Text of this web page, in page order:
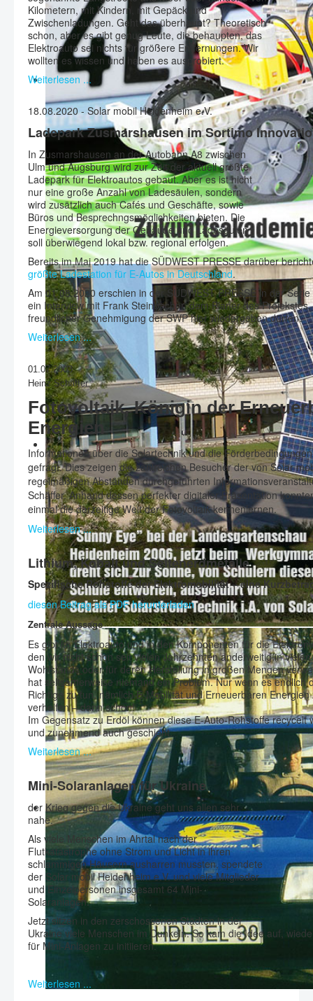
Kilometern, mit Kindern, mit Gepäck und
Zwischenladungen. Geht das überhaupt? Theoretisch
schon, aber es gibt genug Leute, die behaupten, das
Elektroauto sei nichts für größere Entfernungen. Wir
wollten es wissen und haben es ausprobiert.
Weiterlesen ...
18.08.2020 - Solar mobil Heidenheim e.V.
Ladepark Zusmarshausen im Sortimo
In Zusmarshausen an der Autobahn A8 zwischen
Ulm und Augsburg wird zur Zeit der aktuell größte
Ladepark für Elektroautos gebaut. Aber es ist nicht
nur eine große Anzahl von Ladesäulen, sondern
wird zusätzlich auch Cafés und Geschäfte, sowie
Büros und Besprechngsmöglichkeiten bieten. Die
Energieversorgung der Gebäude und Ladesäulen
soll überwiegend lokal bzw. regional erfolgen.
Bereits im Mai 2019 hat die SÜDWEST PRESSE darüber
größte Ladestation für E-Autos in Deutschland.
Am 01.08.2020 erschien in der SÜDWEST PRESSE in der
ein Interview mit Frank Steinbacher, dem Planer des
freundlicher Genehmigung der SWP hier wiedergeben dürfen.
Weiterlesen ...
01.07.2003
Heinz Schäffer
Fotovoltaik, Königin der
Energien
Informationen über die Solartechnik und die
gefragt. Dies zeigen die zahlreichen Besucher der von Solar
regelmäßigen Abständen durchgeführten
Schäffer. Anhand dessen perfekter digitaler Präsentation
einmal die derzeitige Welt der Fotovoltaik kennenlernen.
Weiterlesen ...
Lithium, Kobalt und Seltenerdmetalle
Spezifische Rohstoffe der Elektromobilität – eine
diesen Beitrag als PDF herunterladen
Zentrale Aussage
Es gibt im Elektroauto und in den Komponenten für die
den wir nicht schon seit vielen Jahrzehnten anderweitig in
Wohlstands oder für deren Herstellung in großen Mengen
hat seltsamerweise niemand ein Problem. Nur wenn es endlich
Richtige zu tun, nämlich E-Mobilität und Erneuerbaren
verhelfen – dann schon!
Im Gegensatz zu Erdöl können diese E-Auto-Rohstoffe recycelt
und zunehmend auch geschieht.
Weiterlesen ...
Mini-Solaranlagen für Ukraine
der Krieg gegen die Ukraine geht uns allen sehr
nahe.
Als viele Menschen im Ahrtal nach der
Flutkatastrophe ohne Strom und Licht in ihren
schlammigen Häusern ausharren mussten, spendete
der Solar mobil Heidenheim e.V. und viele Mitglieder
und Einzelpersonen insgesamt 64 Mini-
Solaranlagen.
Jetzt sitzen in den zerschossenen Städten in der
Ukraine viele Menschen im Dunkeln. So kam die Idee auf,
für Mini-Anlagen zu initiieren.
Weiterlesen ...